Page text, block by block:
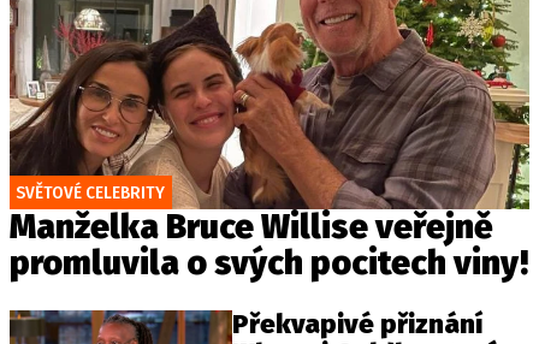
SVĚTOVÉ CELEBRITY
Manželka Bruce Willise veřejně
promluvila o svých pocitech viny!
Překvapivé přiznání